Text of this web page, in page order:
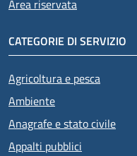
Area riservata
CATEGORIE DI SERVIZIO
Agricoltura e pesca
Ambiente
Anagrafe e stato civile
Appalti pubblici